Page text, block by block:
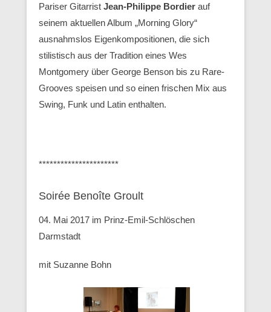
Pariser Gitarrist Jean-Philippe Bordier auf
seinem aktuellen Album „Morning Glory“
ausnahmslos Eigenkompositionen, die sich
stilistisch aus der Tradition eines Wes
Montgomery über George Benson bis zu Rare-
Grooves speisen und so einen frischen Mix aus
Swing, Funk und Latin enthalten.
**********************
Soirée Benoîte Groult
04. Mai 2017 im Prinz-Emil-Schlöschen
Darmstadt
mit Suzanne Bohn